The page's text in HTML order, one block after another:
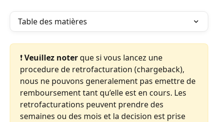
Table des matières
❗️ Veuillez noter que si vous lancez une
procedure de retrofacturation (chargeback),
nous ne pouvons generalement pas emettre de
remboursement tant qu’elle est en cours. Les
retrofacturations peuvent prendre des
semaines ou des mois et la decision est prise